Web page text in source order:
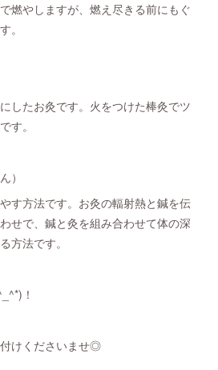
燃やしますが、燃え尽きる前にもぐ
。
したお灸です。火をつけた棒灸でツ
す。
）
す方法です。お灸の輻射熱と鍼を伝
せで、鍼と灸を組み合わせて体の深
方法です。
！
けくださいませ◎